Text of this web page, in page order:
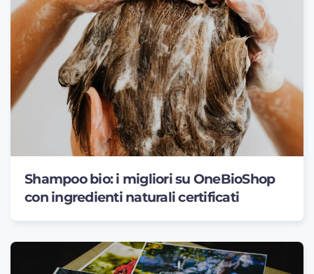
Shampoo bio: i migliori su OneBioShop
con ingredienti naturali certificati